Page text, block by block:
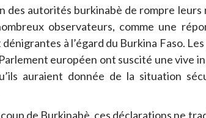
des autorités burkinabè de rompre
observateurs, comme une
à l’égard du Burkina Faso.
européen ont suscité une vive
auraient donnée de la situation
de Burkinabè, ces déclarations ne